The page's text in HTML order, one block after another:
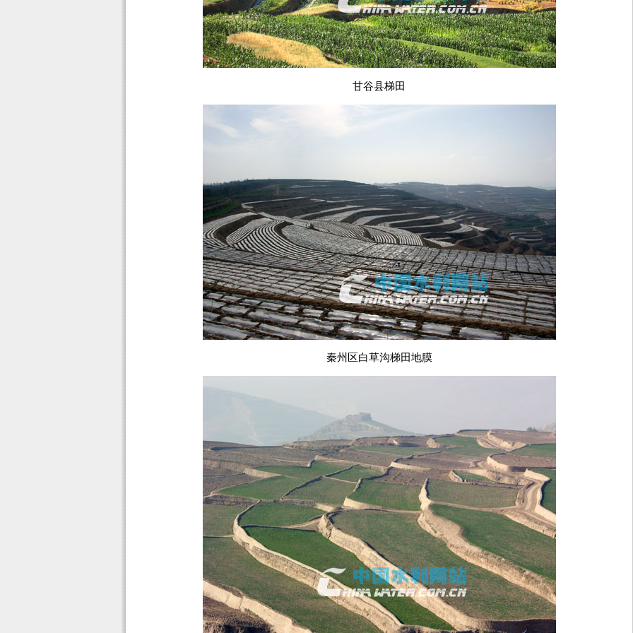
甘谷县梯田
秦州区白草沟梯田地膜